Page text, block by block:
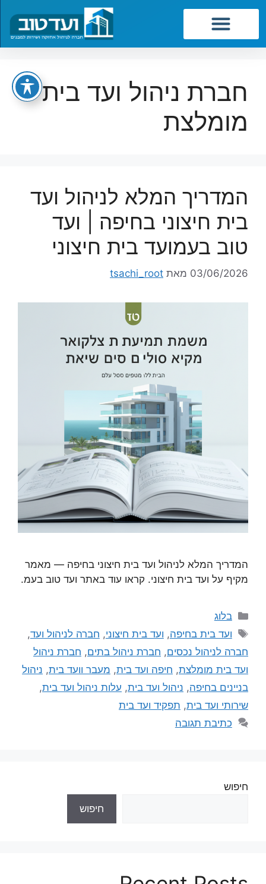
חברת ניהול ועד בית
מומלצת
המדריך המלא לניהול ועד
בית חיצוני בחיפה | ועד
טוב בעמועד בית חיצוני
03/06/2026 מאת tsachi_root
המדריך המלא לניהול ועד בית חיצוני בחיפה — מאמר
מקיף על ועד בית חיצוני. קראו עוד באתר ועד טוב בעמ.
בלוג
ועד בית בחיפה, ועד בית חיצוני, חברה לניהול ועד,
חברה לניהול נכסים, חברת ניהול בתים, חברת ניהול
ועד בית מומלצת, חיפה ועד בית, מעבר וועד בית, ניהול
בניינים בחיפה, ניהול ועד בית, עלות ניהול ועד בית,
שירותי ועד בית, תפקיד ועד בית
כתיבת תגובה
חיפוש
חיפוש